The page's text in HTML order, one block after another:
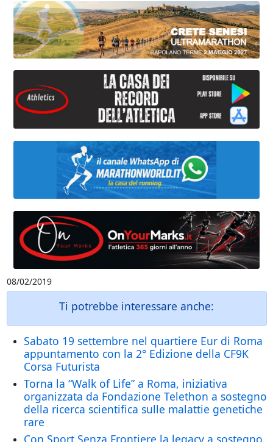
08/02/2019
Ti potrebbe interessare anche:
Sabato 19 settembre nel quartiere Eur di Roma
appuntamento con la 2° Edizione della CF9K
Corsa Futurista
Torna la “Walk of Life” a Roma, iniziativa
organizzata da Fondazione Telethon a sostegno
della ricerca scientifica sulle malattie genetiche
rare